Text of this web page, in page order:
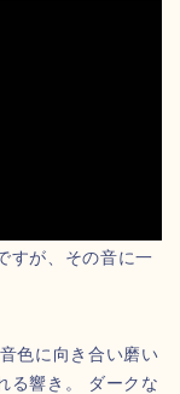
すが、その音に一
色に向き合い磨い
る響き。 ダークな